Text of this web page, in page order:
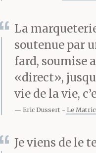
redresser.
Après cet
eu du mal
marcher.
peur, elle
La
soutenue par
fard, soumise
«direct»,
vie de la vie,
Eric Dussert Le
Je viens de le